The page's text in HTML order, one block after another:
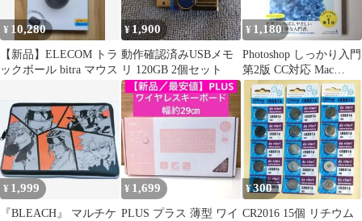
¥ 10,280
【新品】ELECOM トラ
ックボール bitra マウス
¥1,900
動作確認済みUSBメモ
リ 120GB 2個セット
¥ 1,180
Photoshop しっかり入門
第2版 CC対応 Mac
Windows
¥ 1,999
『BLEACH』 マルチケ
¥ 1,699
PLUS プラス 薄型 ワイ
¥300
CR2016 15個 リチウム